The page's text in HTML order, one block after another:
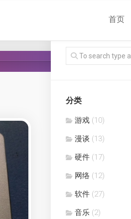
首页
分类
游戏 (10)
漫谈 (13)
硬件 (17)
网络 (12)
软件 (27)
音乐 (2)